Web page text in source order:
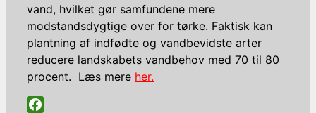
vand, hvilket gør samfundene mere
modstandsdygtige over for tørke. Faktisk kan
plantning af indfødte og vandbevidste arter
reducere landskabets vandbehov med 70 til 80
procent. Læs mere her.